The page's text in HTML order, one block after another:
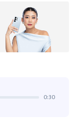
0:30